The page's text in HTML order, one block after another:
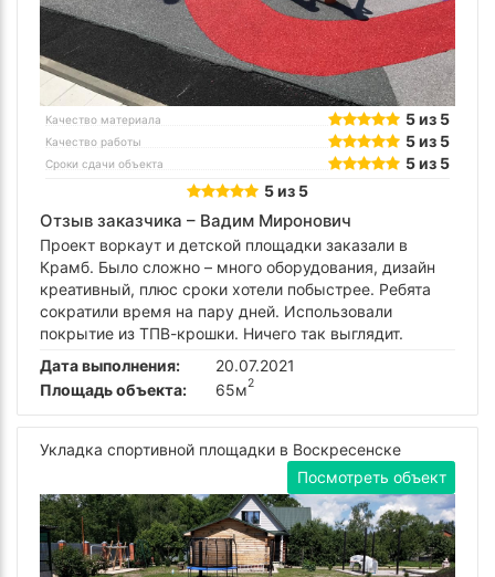
Качество материала 5 из 5
Качество работы 5 из 5
Сроки сдачи объекта
5 из 5
5 из 5
Отзыв заказчика – Вадим Миронович
Проект воркаут и детской площадки заказали в
Крамб. Было сложно – много оборудования, дизайн
креативный, плюс сроки хотели побыстрее. Ребята
сократили время на пару дней. Использовали
покрытие из ТПВ-крошки. Ничего так выглядит.
Дата выполнения:
20.07.2021
Площадь объекта:
65м2
Укладка спортивной площадки в Воскресенске
Посмотреть объект